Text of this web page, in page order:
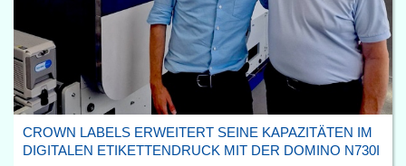
CROWN LABELS ERWEITERT SEINE KAPAZITÄTEN IM
DIGITALEN ETIKETTENDRUCK MIT DER DOMINO N730I